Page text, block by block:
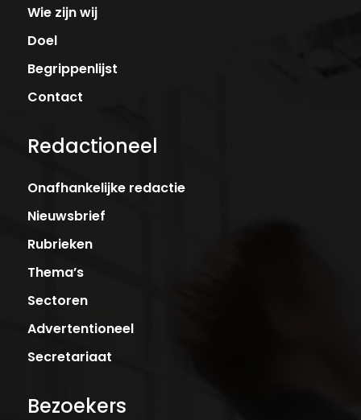
Wie zijn wij
Doel
Begrippenlijst
Contact
Redactioneel
Onafhankelijke redactie
Nieuwsbrief
Rubrieken
Thema’s
Sectoren
Advertentioneel
Secretariaat
Bezoekers